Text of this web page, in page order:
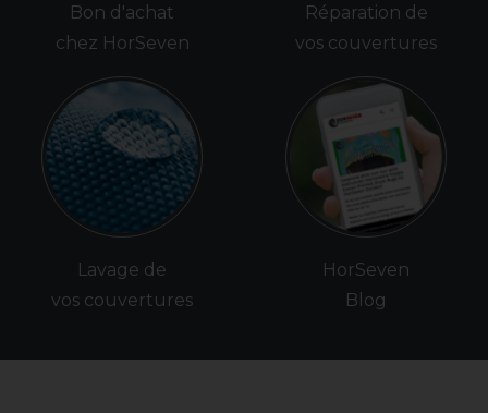
Bon d'achat
chez HorSeven
Lavage de
vos couvertures
Réparation de
vos couvertures
HorSeven
Blog